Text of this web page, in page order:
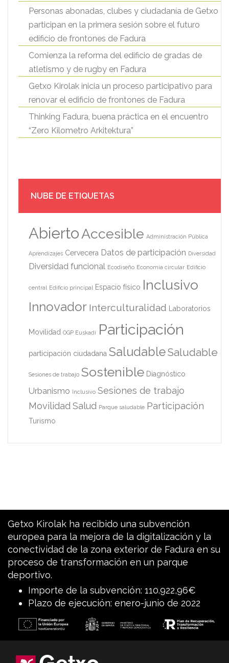
Personas abonadas, clubes y ciudadanía de Getxo
participan en la primera sesión sobre el futuro
edificio de frontones de Fadura
Comienza la reforma del edificio de gradas de
atletismo y de rugby en Fadura
Getxo Kirolak inicia un proceso participativo para
renovar el edificio de frontones de Fadura
Thinking Fadura, buena práctica en el encuentro
“Zero Kilometro Arkitektura”
NUBE DE ETIQUETAS
AbiertoAccesible Administración Pública
Aprendizajes Cervecera Datos de participación Diversidad
Diversidad funcional Ecodiseño Economía circular Edificio
central Edificio principal Espacio físico Inclusivo
Innovador Interculturalidad Laboratorios
Movilidad OGP Euskadi Participación
participación ciudadana SaludableSaludable
Sesiones de trabajo Sostenible Diagnóstico
Urbanismo Inclusivo Sesiones de trabajo
Movilidad Salud Parque saludable Participación
Turismo
Getxo Kirolak ha recibido una subvención
europea para la mejora de la digitalización y la
conectividad de la zona exterior de Fadura en su
proceso de transformación en un parque
deportivo.
Importe de la subvención: 110.922,96€
Plazo de ejecución: enero-junio de 2022